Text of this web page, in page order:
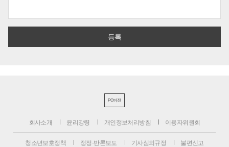
PC버전
회사소개 윤리강령 개인정보처리방침 이용자위원회
청소년보호정책 정정·반론보도 기사심의규정 불편신고